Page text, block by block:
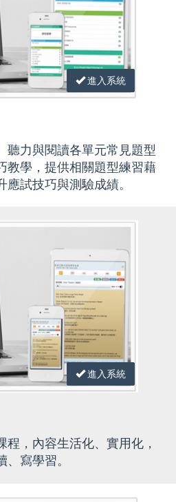
進入系統
聽力與閱讀各單元常見題型
教學，提供相關題型練習藉
試技巧與測驗成績。
進入系統
，內容生活化、實用化，
寫學習。